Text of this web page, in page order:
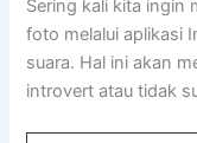
Sering kali kita ingin
foto melalui aplikasi
suara. Hal ini akan
introvert atau tidak